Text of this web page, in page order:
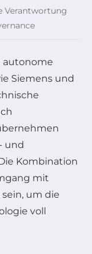
Verantwortung
autonome
Siemens und
und
Kombination
mit
um die
voll